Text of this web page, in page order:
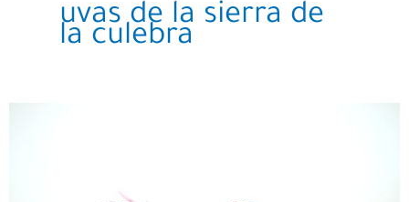
uvas de la sierra de
la culebra